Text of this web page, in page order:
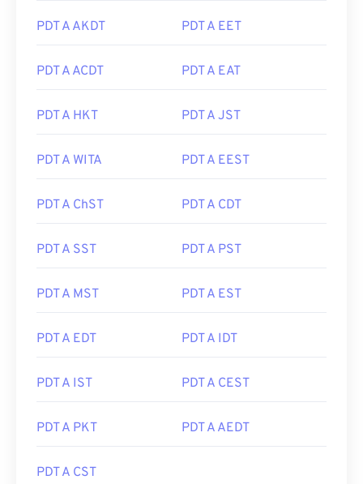
PDT A AKDT PDT A EET
PDT A ACDT PDT A EAT
PDT A HKT PDT A JST
PDT A WITA PDT A EEST
PDT A ChST PDT A CDT
PDT A SST PDT A PST
PDT A MST PDT A EST
PDT A EDT PDT A IDT
PDT A IST PDT A CEST
PDT A PKT PDT A AEDT
PDT A CST